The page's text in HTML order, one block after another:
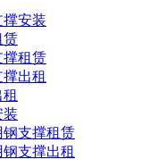
安装
赁
撑租赁
出租
装
钢支撑租赁
支撑出租